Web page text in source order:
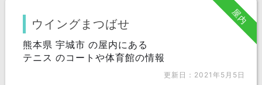
屋内
ウイングまつばせ
熊本県 宇城市 の屋内にある
テニス のコートや体育館の情報
更新日：2021年5月5日